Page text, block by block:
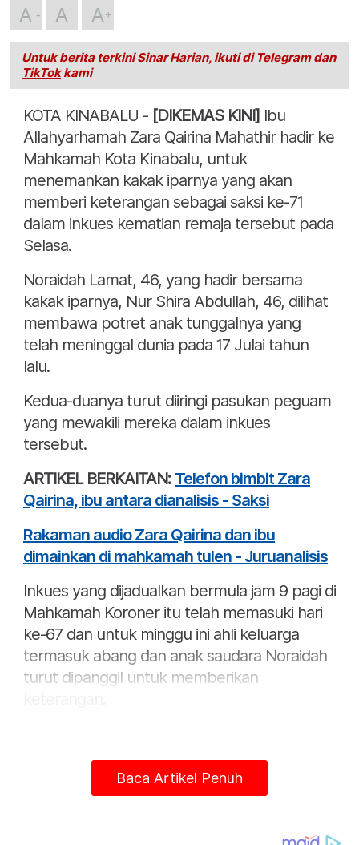
A A A
Untuk berita terkini Sinar Harian, ikuti di Telegramdan
TikTokkami
KOTA KINABALU - [DIKEMAS KINI] Ibu
Allahyarhamah Zara Qairina Mahathir hadir ke
Mahkamah Kota Kinabalu, untuk
menemankan kakak iparnya yang akan
memberi keterangan sebagai saksi ke-71
dalam inkues kematian remaja tersebut pada
Selasa.
Noraidah Lamat, 46, yang hadir bersama
kakak iparnya, Nur Shira Abdullah, 46, dilihat
membawa potret anak tunggalnya yang
telah meninggal dunia pada 17 Julai tahun
lalu.
Kedua-duanya turut diiringi pasukan peguam
yang mewakili mereka dalam inkues
tersebut.
ARTIKEL BERKAITAN: Telefon bimbit Zara
Qairina, ibu antara dianalisis - Saksi
Rakaman audio Zara Qairina dan ibu
dimainkan di mahkamah tulen - Juruanalisis
Inkues yang dijadualkan bermula jam 9 pagi di
Mahkamah Koroner itu telah memasuki hari
ke-67 dan untuk minggu ini ahli keluarga
termasuk abang dan anak saudara Noraidah
turut dipanggil untuk memberikan
Baca Artikel Penuh